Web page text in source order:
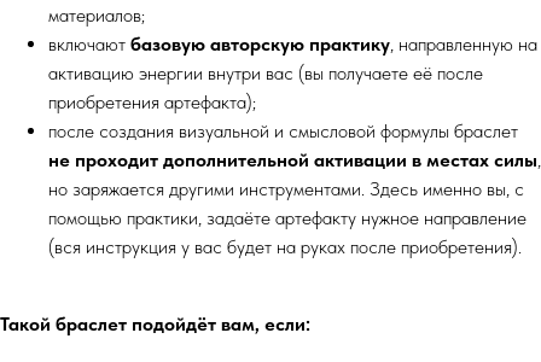
материалов;
включают базовую авторскую практику, направленную на
активацию энергии внутри вас (вы получаете её после
приобретения артефакта);
после создания визуальной и смысловой формулы браслет
не проходит дополнительной активации в местах силы,
но заряжается другими инструментами. Здесь именно вы, с
помощью практики, задаёте артефакту нужное направление
(вся инструкция у вас будет на руках после приобретения).
Такой браслет подойдёт вам, если: